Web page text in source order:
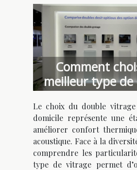
Comment
meilleur type de
vitrage pour
domicile ?
Le choix du double
domicile représente une
améliorer confort
acoustique. Face à la
comprendre les
type de vitrage permet